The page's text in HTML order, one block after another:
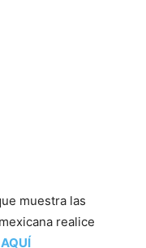
muestra las
realice